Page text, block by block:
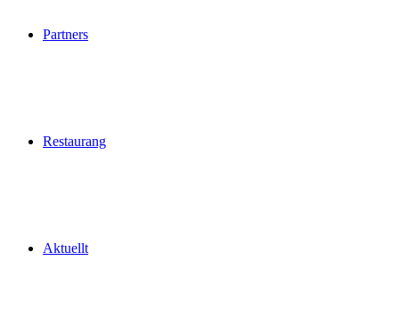
Partners
Restaurang
Aktuellt